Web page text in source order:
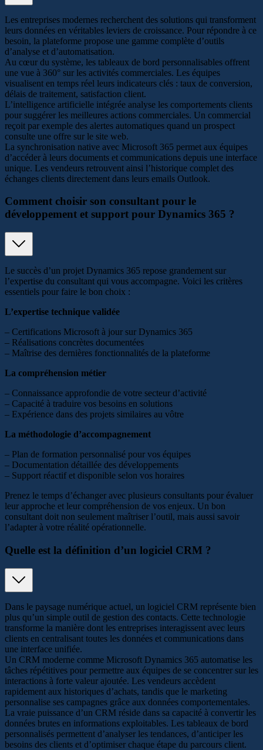
Les entreprises modernes recherchent des solutions qui transforment
leurs données en véritables leviers de croissance. Pour répondre à ce
besoin, la plateforme propose une gamme complète d’outils
d’analyse et d’automatisation.
Au cœur du système, les tableaux de bord personnalisables offrent
une vue à 360° sur les activités commerciales. Les équipes
visualisent en temps réel leurs indicateurs clés : taux de conversion,
délais de traitement, satisfaction client.
L’intelligence artificielle intégrée analyse les comportements clients
pour suggérer les meilleures actions commerciales. Un commercial
reçoit par exemple des alertes automatiques quand un prospect
consulte une offre sur le site web.
La synchronisation native avec Microsoft 365 permet aux équipes
d’accéder à leurs documents et communications depuis une interface
unique. Les vendeurs retrouvent ainsi l’historique complet des
échanges clients directement dans leurs emails Outlook.
Comment choisir son consultant pour le
développement et support pour Dynamics 365 ?
Le succès d’un projet Dynamics 365 repose grandement sur
l’expertise du consultant qui vous accompagne. Voici les critères
essentiels pour faire le bon choix :
L’expertise technique validée
– Certifications Microsoft à jour sur Dynamics 365
– Réalisations concrètes documentées
– Maîtrise des dernières fonctionnalités de la plateforme
La compréhension métier
– Connaissance approfondie de votre secteur d’activité
– Capacité à traduire vos besoins en solutions
– Expérience dans des projets similaires au vôtre
La méthodologie d’accompagnement
– Plan de formation personnalisé pour vos équipes
– Documentation détaillée des développements
– Support réactif et disponible selon vos horaires
Prenez le temps d’échanger avec plusieurs consultants pour évaluer
leur approche et leur compréhension de vos enjeux. Un bon
consultant doit non seulement maîtriser l’outil, mais aussi savoir
l’adapter à votre réalité opérationnelle.
Quelle est la définition d’un logiciel CRM ?
Dans le paysage numérique actuel, un logiciel CRM représente bien
plus qu’un simple outil de gestion des contacts. Cette technologie
transforme la manière dont les entreprises interagissent avec leurs
clients en centralisant toutes les données et communications dans
une interface unifiée.
Un CRM moderne comme Microsoft Dynamics 365 automatise les
tâches répétitives pour permettre aux équipes de se concentrer sur les
interactions à forte valeur ajoutée. Les vendeurs accèdent
rapidement aux historiques d’achats, tandis que le marketing
personnalise ses campagnes grâce aux données comportementales.
La vraie puissance d’un CRM réside dans sa capacité à convertir les
données brutes en informations exploitables. Les tableaux de bord
personnalisés permettent d’analyser les tendances, d’anticiper les
besoins des clients et d’optimiser chaque étape du parcours client.